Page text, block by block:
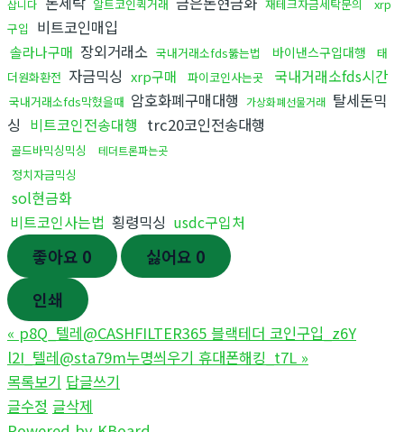
삽니다
알트코인퀵거래 재테크자금세탁문의
xrp
구입
비트코인매입
솔라나구매 장외거래소 국내거래소fds뚫는법 바이낸스구입대행
태
더원화환전 자금믹싱 xrp구매 파이코인사는곳 국내거래소fds시간
국내거래소fds막혔을때 암호화폐구매대행 가상화폐선물거래 탈세돈믹
싱 비트코인전송대행 trc20코인전송대행
골드바믹싱믹싱 테더트론파는곳
정치자금믹싱
sol현금화
비트코인사는법 횡령믹싱 usdc구입처
좋아요 0 싫어요 0
인쇄
« p8Q_텔레@CASHFILTER365 블랙테더 코인구입_z6Y
l2I_텔레@sta79m누명씌우기 휴대폰해킹_t7L »
목록보기 답글쓰기
글수정 글삭제